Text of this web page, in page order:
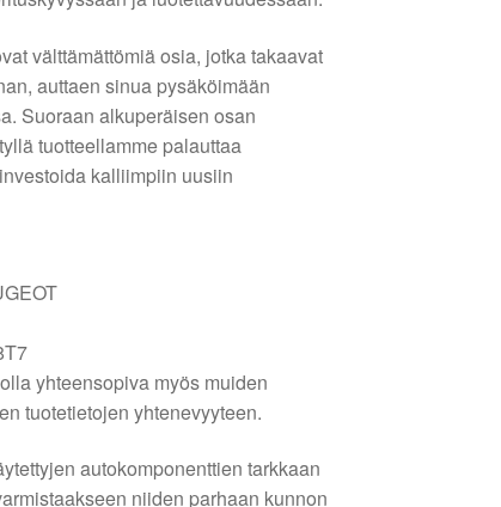
välttämättömiä osia, jotka takaavat
auttaen sinua pysäköimään
Suoraan alkuperäisen osan
tuotteellamme palauttaa
kalliimpiin uusiin
yhteensopiva myös muiden
tuotetietojen yhtenevyyteen.
autokomponenttien tarkkaan
niiden parhaan kunnon